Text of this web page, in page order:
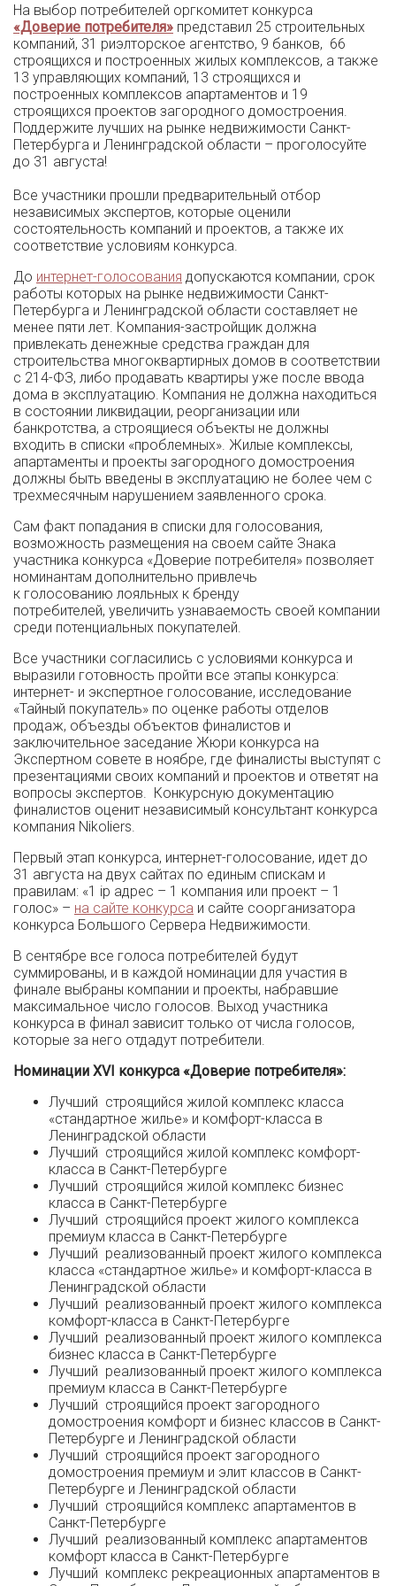
На выбор потребителей оргкомитет конкурса
«Доверие потребителя» представил 25 строительных
компаний, 31 риэлторское агентство, 9 банков, 66
строящихся и построенных жилых комплексов, а также
13 управляющих компаний, 13 строящихся и
построенных комплексов апартаментов и 19
строящихся проектов загородного домостроения.
Поддержите лучших на рынке недвижимости Санкт-
Петербурга и Ленинградской области – проголосуйте
до 31 августа!
Все участники прошли предварительный отбор
независимых экспертов, которые оценили
состоятельность компаний и проектов, а также их
соответствие условиям конкурса.
До интернет-голосования допускаются компании, срок
работы которых на рынке недвижимости Санкт-
Петербурга и Ленинградской области составляет не
менее пяти лет. Компания-застройщик должна
привлекать денежные средства граждан для
строительства многоквартирных домов в соответствии
с 214-ФЗ, либо продавать квартиры уже после ввода
дома в эксплуатацию. Компания не должна находиться
в состоянии ликвидации, реорганизации или
банкротства, а строящиеся объекты не должны
входить в списки «проблемных». Жилые комплексы,
апартаменты и проекты загородного домостроения
должны быть введены в эксплуатацию не более чем с
трехмесячным нарушением заявленного срока.
Сам факт попадания в списки для голосования,
возможность размещения на своем сайте Знака
участника конкурса «Доверие потребителя» позволяет
номинантам дополнительно привлечь
к голосованию лояльных к бренду
потребителей, увеличить узнаваемость своей компании
среди потенциальных покупателей.
Все участники согласились с условиями конкурса и
выразили готовность пройти все этапы конкурса:
интернет- и экспертное голосование, исследование
«Тайный покупатель» по оценке работы отделов
продаж, объезды объектов финалистов и
заключительное заседание Жюри конкурса на
Экспертном совете в ноябре, где финалисты выступят с
презентациями своих компаний и проектов и ответят на
вопросы экспертов. Конкурсную документацию
финалистов оценит независимый консультант конкурса
компания Nikoliers.
Первый этап конкурса, интернет-голосование, идет до
31 августа на двух сайтах по единым спискам и
правилам: «1 ip адрес – 1 компания или проект – 1
голос» – на сайте конкурса и сайте соорганизатора
конкурса Большого Сервера Недвижимости.
В сентябре все голоса потребителей будут
суммированы, и в каждой номинации для участия в
финале выбраны компании и проекты, набравшие
максимальное число голосов. Выход участника
конкурса в финал зависит только от числа голосов,
которые за него отдадут потребители.
Номинации XVI конкурса «Доверие потребителя»:
Лучший строящийся жилой комплекс класса
«стандартное жилье» и комфорт-класса в
Ленинградской области
Лучший строящийся жилой комплекс комфорт-
класса в Санкт-Петербурге
Лучший строящийся жилой комплекс бизнес
класса в Санкт-Петербурге
Лучший строящийся проект жилого комплекса
премиум класса в Санкт-Петербурге
Лучший реализованный проект жилого комплекса
класса «стандартное жилье» и комфорт-класса в
Ленинградской области
Лучший реализованный проект жилого комплекса
комфорт-класса в Санкт-Петербурге
Лучший реализованный проект жилого комплекса
бизнес класса в Санкт-Петербурге
Лучший реализованный проект жилого комплекса
премиум класса в Санкт-Петербурге
Лучший строящийся проект загородного
домостроения комфорт и бизнес классов в Санкт-
Петербурге и Ленинградской области
Лучший строящийся проект загородного
домостроения премиум и элит классов в Санкт-
Петербурге и Ленинградской области
Лучший строящийся комплекс апартаментов в
Санкт-Петербурге
Лучший реализованный комплекс апартаментов
комфорт класса в Санкт-Петербурге
Лучший комплекс рекреационных апартаментов в